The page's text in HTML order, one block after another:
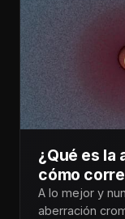
¿Qué es la
cómo
A lo mejor y
aberración